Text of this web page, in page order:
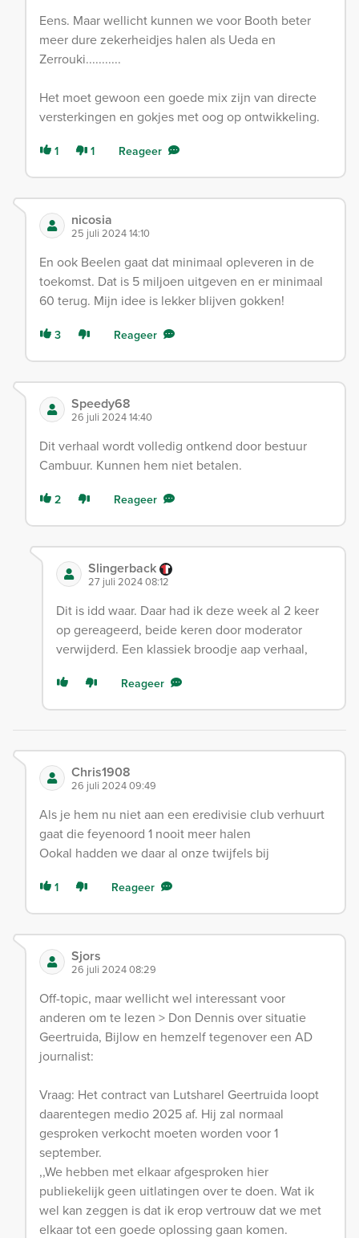
Eens. Maar wellicht kunnen we voor Booth beter
meer dure zekerheidjes halen als Ueda en
Zerrouki...........
Het moet gewoon een goede mix zijn van directe
versterkingen en gokjes met oog op ontwikkeling.
1 1 Reageer
nicosia
25 juli 2024 14:10
En ook Beelen gaat dat minimaal opleveren in de
toekomst. Dat is 5 miljoen uitgeven en er minimaal
60 terug. Mijn idee is lekker blijven gokken!
3 Reageer
Speedy68
26 juli 2024 14:40
Dit verhaal wordt volledig ontkend door bestuur
Cambuur. Kunnen hem niet betalen.
2 Reageer
Slingerback
27 juli 2024 08:12
Dit is idd waar. Daar had ik deze week al 2 keer
op gereageerd, beide keren door moderator
verwijderd. Een klassiek broodje aap verhaal,
Reageer
Chris1908
26 juli 2024 09:49
Als je hem nu niet aan een eredivisie club verhuurt
gaat die feyenoord 1 nooit meer halen
Ookal hadden we daar al onze twijfels bij
1 Reageer
Sjors
26 juli 2024 08:29
Off-topic, maar wellicht wel interessant voor
anderen om te lezen > Don Dennis over situatie
Geertruida, Bijlow en hemzelf tegenover een AD
journalist:
Vraag: Het contract van Lutsharel Geertruida loopt
daarentegen medio 2025 af. Hij zal normaal
gesproken verkocht moeten worden voor 1
september.
,,We hebben met elkaar afgesproken hier
publiekelijk geen uitlatingen over te doen. Wat ik
wel kan zeggen is dat ik erop vertrouw dat we met
elkaar tot een goede oplossing gaan komen.